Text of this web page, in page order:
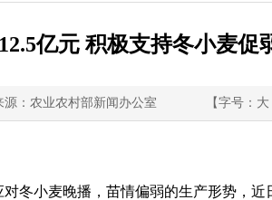
亿元 积极支持冬小麦促
源：农业农村部新闻办公室 【字号： 大
小麦晚播，苗情偏弱的生产形势，近